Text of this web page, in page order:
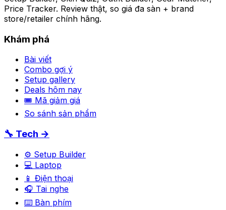
Price Tracker. Review thật, so giá đa sàn + brand
store/retailer chính hãng.
Khám phá
Bài viết
Combo gợi ý
Setup gallery
Deals hôm nay
🎟 Mã giảm giá
So sánh sản phẩm
🔧 Tech →
⚙️ Setup Builder
💻 Laptop
📱 Điện thoại
🎧 Tai nghe
⌨️ Bàn phím